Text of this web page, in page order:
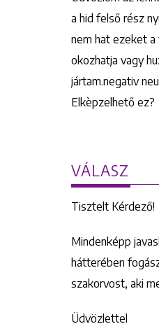
a hid felső rész
nem hat ezeket
okozhatja vagy
jártam.negativ
Elkèpzelhető ez?
VÁLASZ
Tisztelt Kérdező!
Mindenképp
hátterében
szakorvost, aki
Üdvözlettel